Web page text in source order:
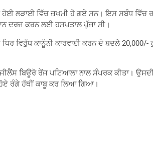
ਲੜਾਈ ਵਿੱਚ ਜ਼ਖਮੀ ਹੋ ਗਏ ਸਨ। ਇਸ ਸਬੰਧ ਵਿੱਚ
ਦਰਜ ਕਰਨ ਲਈ ਹਸਪਤਾਲ ਪੁੱਜਾ ਸੀ।
ਵਿਰੁੱਧ ਕਾਨੂੰਨੀ ਕਾਰਵਾਈ ਕਰਨ ਦੇ ਬਦਲੇ
ਬਿਊਰੋ ਰੇਂਜ ਪਟਿਆਲਾ ਨਾਲ ਸੰਪਰਕ ਕੀਤਾ।
ਹੋਏ ਰੰਗੇ ਹੱਥੀਂ ਕਾਬੂ ਕਰ ਲਿਆ ਗਿਆ।